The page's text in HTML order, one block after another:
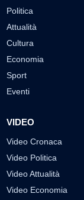
Politica
Attualità
Cultura
Economia
Sport
Eventi
VIDEO
Video Cronaca
Video Politica
Video Attualità
Video Economia